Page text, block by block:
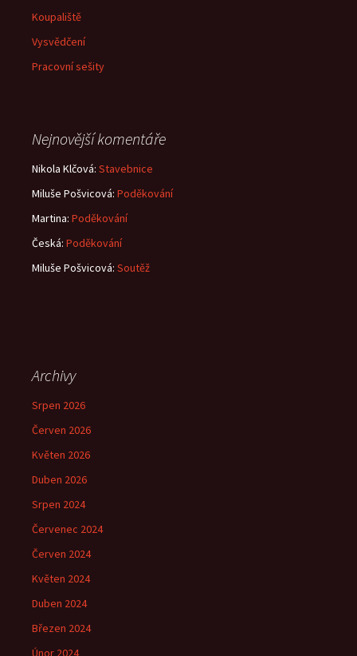
Koupaliště
Vysvědčení
Pracovní sešity
Nejnovější komentáře
Nikola Klčová: Stavebnice
Miluše Pošvicová: Poděkování
Martina: Poděkování
Česká: Poděkování
Miluše Pošvicová: Soutěž
Archivy
Srpen 2026
Červen 2026
Květen 2026
Duben 2026
Srpen 2024
Červenec 2024
Červen 2024
Květen 2024
Duben 2024
Březen 2024
Únor 2024